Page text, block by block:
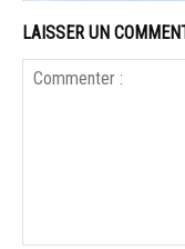
LAISSER UN